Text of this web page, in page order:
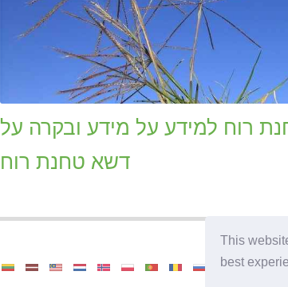
This
best
רוח למידע על מידע ובקרה על
דשא טחנת רוח